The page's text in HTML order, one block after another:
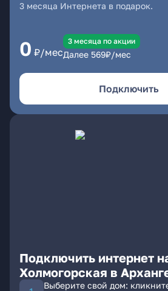
3 месяца Интернета в подарок.
0 ₽/мес
3 месяцa по акции
Далее 569₽/мес
Подключить
Подключить интернет
Холмогорская в
Выберите свой дом: